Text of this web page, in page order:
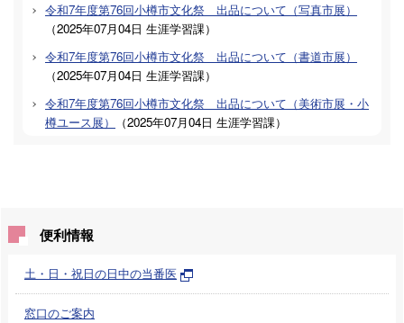
令和7年度第76回小樽市文化祭 出品について（写真市展）
（2025年07月04日 生涯学習課）
令和7年度第76回小樽市文化祭 出品について（書道市展）
（2025年07月04日 生涯学習課）
令和7年度第76回小樽市文化祭 出品について（美術市展・小
樽ユース展）
（2025年07月04日 生涯学習課）
便利情報
土・日・祝日の日中の当番医
窓口のご案内